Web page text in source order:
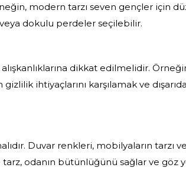
modern tarzı seven gençler için
dokulu perdeler seçilebilir.
dikkat edilmelidir.
ihtiyaçlarını karşılamak ve
Duvar renkleri, mobilyaların tarzı
odanın bütünlüğünü sağlar ve göz